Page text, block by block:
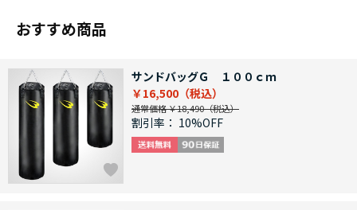
おすすめ商品
サンドバッグＧ １００ｃｍ
￥16,500
通常価格 ￥18,490
割引率： 10%OFF